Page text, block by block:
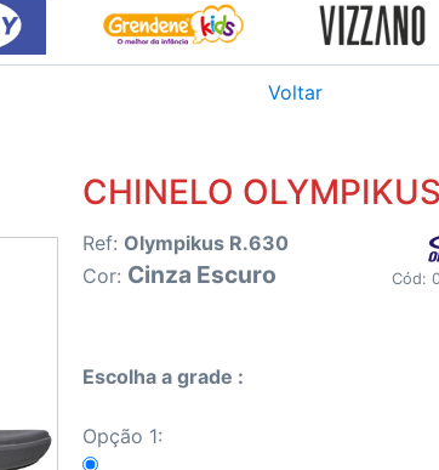
Voltar
CHINELO
Ref: Olympikus R.630
Cor: Cinza Escuro Cód:
Escolha a grade :
Opção 1: